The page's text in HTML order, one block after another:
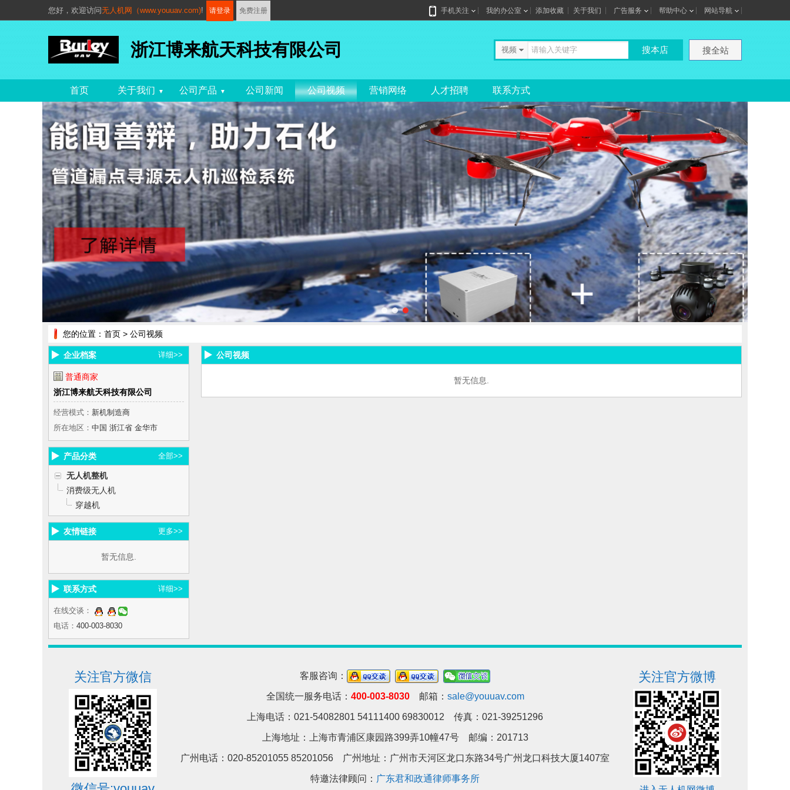
您好， 欢迎访问无人机网（www.youuav.com)! 请登录 免费注册 手机关注 我的办公室 添加收藏 关于我们 广告服务 帮助中心 网站导航
浙江博来航天科技有限公司 视频 搜本店 搜全站
首页 关于我们 ▼ 公司产品 ▼ 公司新闻 公司视频 营销网络 人才招聘 联系方式
您的位置： 首页 > 公司视频
企业档案 详细>>
普通商家
浙江博来航天科技有限公司
经营模式： 新机制造商
所在地区： 中国 浙江省 金华市
产品分类 全部>>
无人机整机
消费级无人机
穿越机
友情链接 更多>>
暂无信息.
联系方式 详细>>
在线交谈：
电话： 400-003-8030
公司视频
暂无信息.
客服咨询：
全国统一服务电话： 400-003-8030邮箱： sale@youuav.com
上海电话：021-54082801 54111400 69830012 传真：021-39251296
上海地址：上海市青浦区康园路399弄10幢47号 邮编：201713
广州电话：020-85201055 85201056 广州地址： 广州市天河区龙口东路34号广州龙口科技大厦1407室
特邀法律顾问： 广东君和政通律师事务所
关注官方微信 关注官方微博